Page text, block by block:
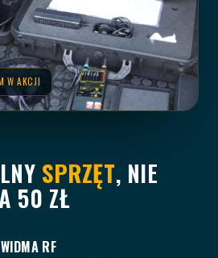
W AKCJI
SPRZĘT, NIE
50 ZŁ
RF